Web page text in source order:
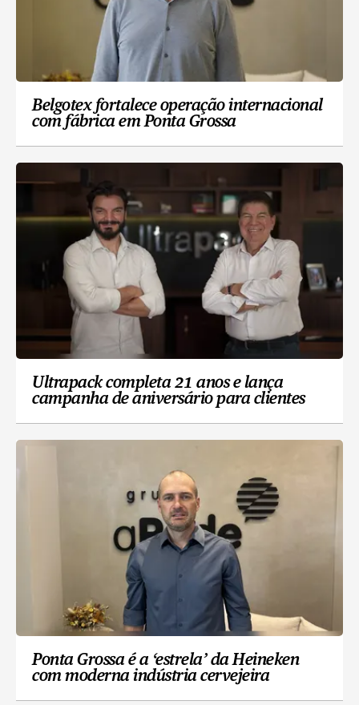
Belgotex fortalece operação internacional
com fábrica em Ponta Grossa
Ultrapack completa 21 anos e lança
campanha de aniversário para clientes
Ponta Grossa é a ‘estrela’ da Heineken
com moderna indústria cervejeira